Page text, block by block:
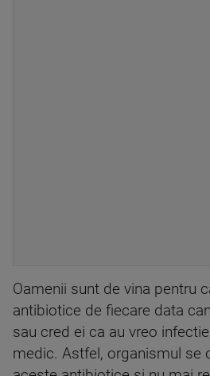
Oamenii sunt de vina pentru
antibiotice de fiecare data
sau cred ei ca au vreo
medic. Astfel, organismul se